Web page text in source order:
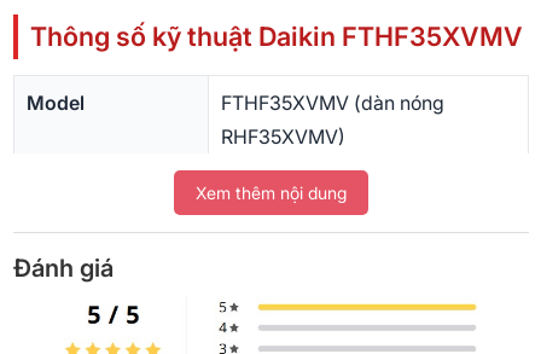
Thông số kỹ thuật Daikin FTHF35XVMV
Model
FTHF35XVMV (dàn nóng
RHF35XVMV)
Treo tường, 2 chiều (lạnh + sưởi),
Công suất làm
BTU)
Xem thêm nội dung
Đánh giá